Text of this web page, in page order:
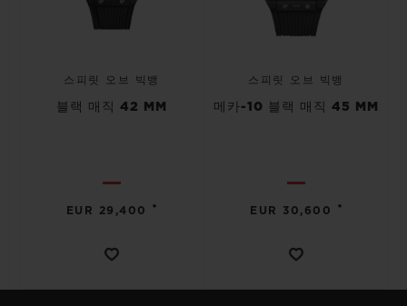
스피릿 오브 빅뱅
블랙 매직 42 MM
EUR 29,400 •
스피릿 오브 빅뱅
메카-10 블랙 매직 45 MM
EUR 30,600 •